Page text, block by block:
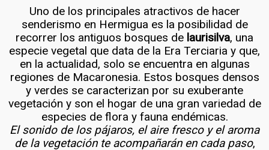
Uno de los principales atractivos de hacer
senderismo en Hermigua es la posibilidad de
recorrer los antiguos bosques de laurisilva, una
especie vegetal que data de la Era Terciaria y que,
en la actualidad, solo se encuentra en algunas
regiones de Macaronesia. Estos bosques densos
y verdes se caracterizan por su exuberante
vegetación y son el hogar de una gran variedad de
especies de flora y fauna endémicas.
El sonido de los pájaros, el aire fresco y el aroma
de la vegetación te acompañarán en cada paso,